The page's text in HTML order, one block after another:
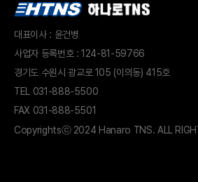
대표이사 : 윤건병
사업자 등록번호 : 124-81-59766
경기도 수원시 광교로 105 (이의동) 415호
TEL 031-888-5500
FAX 031-888-5501
Copyrightsⓒ 2024 Hanaro TNS. ALL